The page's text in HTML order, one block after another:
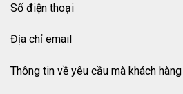
Số điện thoại
Địa chỉ email
Thông tin về yêu cầu mà khách